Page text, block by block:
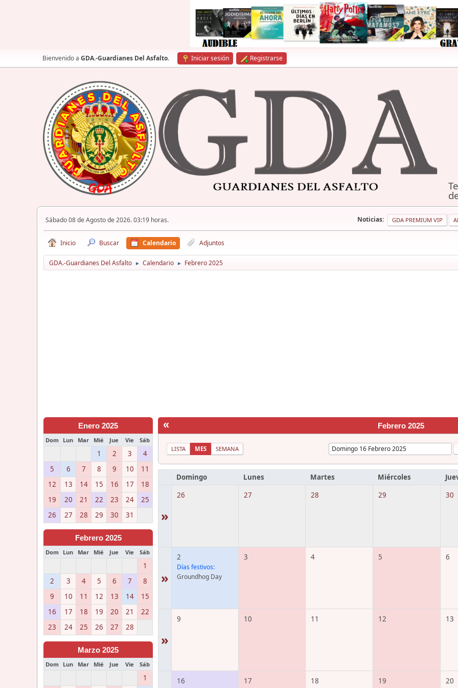
Bienvenido a GDA.-Guardianes Del Asfalto. Iniciar sesión Registrarse
Sábado 08 de Agosto de 2026. 03:19 horas. Noticias: GDA PREMIUM VIP
Inicio Buscar Calendario Adjuntos
GDA.-Guardianes Del Asfalto ► Calendario ► Febrero 2025
Enero 2025
Dom Lun Mar Mié Jue Vie Sáb
1 2 3
4
5
6 7 8 9 10
11
12
13 14 15 16 17
18
19
20 21 22 23 24
25
26
27 28 29 30 31
Febrero 2025
Dom Lun Mar Mié Jue Vie Sáb
1
2
3 4 5 6 7
8
9
10 11 12 13 14
15
16
17 18 19 20 21
22
23
24 25 26 27 28
Marzo 2025
Dom Lun Mar Mié Jue Vie Sáb
1
« Febrero 2025
LISTA MES SEMANA
Domingo Lunes Martes Miércoles
»
26 27 28 29 30
»
2
Días festivos:
Groundhog Day
3 4 5 6
»
9 10 11 12 13
16 17 18 19 20